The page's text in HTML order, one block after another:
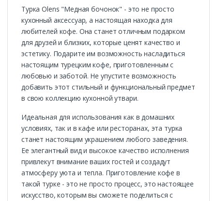
Турка Olens "Медная бочонок" - это не просто
кухонный аксессуар, а настоящая находка для
любителей кофе. Она станет отличным подарком
для друзей и близких, которые ценят качество и
эстетику. Подарите им возможность насладиться
настоящим турецким кофе, приготовленным с
любовью и заботой. Не упустите возможность
добавить этот стильный и функциональный предмет
в свою коллекцию кухонной утвари.
Идеальная для использования как в домашних
условиях, так и в кафе или ресторанах, эта турка
станет настоящим украшением любого заведения.
Ее элегантный вид и высокое качество исполнения
привлекут внимание ваших гостей и создадут
атмосферу уюта и тепла. Приготовление кофе в
такой турке - это не просто процесс, это настоящее
искусство, которым вы сможете поделиться с